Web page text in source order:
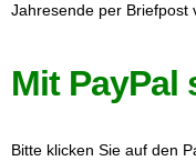
Jahresende per Briefpost
Mit PayPal
Bitte klicken Sie auf den